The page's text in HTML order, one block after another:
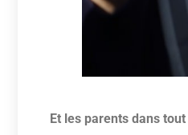
Et les parents dans tout